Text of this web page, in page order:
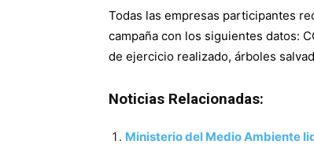
Todas las empresas participantes
campaña con los siguientes datos:
de ejercicio realizado, árboles
Noticias Relacionadas:
Ministerio del Medio Ambiente